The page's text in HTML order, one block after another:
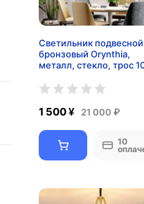
Светильник подвесной
бронзовый Orynthia,
металл, стекло, трос
1 500 ¥ 21 000 ₽
10